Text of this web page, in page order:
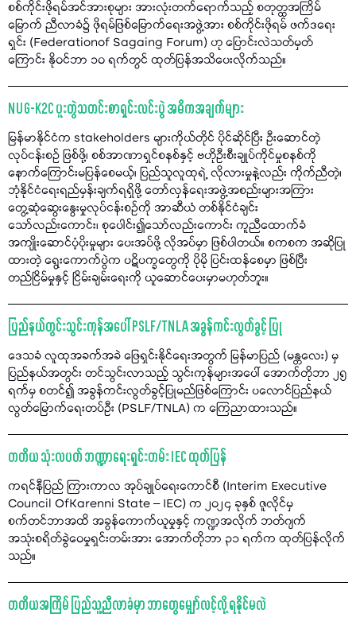
စစ်ကိုင်းဖိုရမ်အင်အားစုများ အားလုံးတက်ရောက်သည့် စတုတ္ထအကြိမ်
မြောက် ညီလာခံ၌ ဖိုရမ်ဖြစ်မြောက်ရေးအဖွဲ့အား စစ်ကိုင်းဖိုရမ် ဖက်ဒရေး
ရှင်း (Federationof Sagaing Forum) ဟု ပြောင်းလဲသတ်မှတ်
ကြောင်း နိုဝင်ဘာ ၁၀ ရက်တွင် ထုတ်ပြန်အသိပေးလိုက်သည်။
NUG-K2C ပူးတွဲသတင်းစာရှင်းလင်းပွဲ အဓိကအချက်များ
မြန်မာနိုင်ငံက stakeholders များကိုယ်တိုင် ပိုင်ဆိုင်ပြီး ဦးဆောင်တဲ့
လုပ်ငန်းစဉ် ဖြစ်ဖို့၊ စစ်အာဏာရှင်စနစ်နှင့် ဗဟိုဦးစီးချုပ်ကိုင်မှုစနစ်ကို
နောက်ကြောင်းမပြန်စေမယ့်၊ ပြည်သူလူထုရဲ့ လိုလားမှုနဲ့လည်း ကိုက်ညီတဲ့၊
ဘုံနိုင်ငံရေးရည်မှန်းချက်ရရှိဖို့ တော်လှန်ရေးအဖွဲ့အစည်းများအကြား
တွေ့ဆုံဆွေးနွေးမှုလုပ်ငန်းစဥ်ကို အာဆီယံ တစ်နိုင်ငံချင်း
သော်လည်းကောင်း၊ စုပေါင်း၍သော်လည်းကောင်း ကူညီထောက်ခံ
အကျိုးဆောင်ပံ့ပိုးမှုများ ပေးအပ်ဖို့ လိုအပ်မှာ ဖြစ်ပါတယ်။ စကစက အဆိုပြု
ထားတဲ့ ရွေးကောက်ပွဲက ပဋိပက္ခတွေကို ပိုမို ပြင်းထန်စေမှာ ဖြစ်ပြီး
တည်ငြိမ်မှုနှင့် ငြိမ်းချမ်းရေးကို ယူဆောင်ပေးမှာမဟုတ်ဘူး။
ပြည်နယ်တွင်းသွင်းကုန်အပေါ် PSLF/TNLA အခွန်ကင်းလွတ်ခွင့် ပြု
ဒေသခံ လူထုအခက်အခဲ ဖြေရှင်းနိုင်ရေးအတွက် မြန်မာပြည် (မန္တလေး) မှ
ပြည်နယ်အတွင်း တင်သွင်းလာသည့် သွင်းကုန်များအပေါ် အောက်တိုဘာ ၂၅
ရက်မှ စတင်၍ အခွန်ကင်းလွတ်ခွင့်ပြုမည်ဖြစ်ကြောင်း ပလောင်ပြည်နယ်
လွတ်မြောက်ရေးတပ်ဦး (PSLF/TNLA) က ကြေညာထားသည်။
တတိယ သုံးလပတ် ဘဏ္ဍာရေးရှင်းတမ်း IEC ထုတ်ပြန်
ကရင်နီပြည် ကြားကာလ အုပ်ချုပ်ရေးကောင်စီ (Interim Executive
Council OfKarenni State – IEC) က ၂၀၂၄ ခုနှစ် ဇူလိုင်မှ
စက်တင်ဘာအထိ အခွန်ကောက်ယူမှုနှင့် ကဏ္ဍအလိုက် ဘတ်ဂျက်
အသုံးစရိတ်ခွဲဝေမှုရှင်းတမ်းအား အောက်တိုဘာ ၃၁ ရက်က ထုတ်ပြန်လိုက်
သည်။
တတိယအကြိမ် ပြည်သူ့ညီလာခံမှာ ဘာတွေမျှော်လင့်လို့ ရနိုင်မလဲ